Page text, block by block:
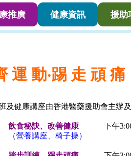
推廣 健康資訊 援助
運 動‧踢 走 頑 痛
及健康講座由香港醫藥援助會主辦
飲食秘訣、改善健康
下午
椅子操）